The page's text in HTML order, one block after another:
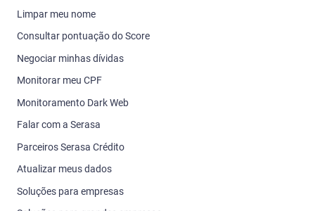
Limpar meu nome
Consultar pontuação do Score
Negociar minhas dívidas
Monitorar meu CPF
Monitoramento Dark Web
Falar com a Serasa
Parceiros Serasa Crédito
Atualizar meus dados
Soluções para empresas